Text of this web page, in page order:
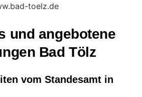
toelz.de
und angebotene
Bad Tölz
vom Standesamt in